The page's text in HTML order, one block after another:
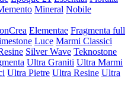
Mineral Nobile
Elementae Fragmenta full
Luce Marmi Classici
Silver Wave Teknostone
Ultra Graniti Ultra Marmi
Ultra Pietre Ultra Resine Ultra